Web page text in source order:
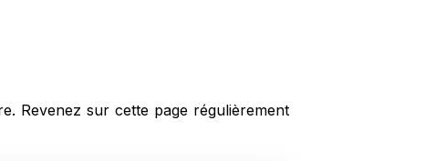
Revenez sur cette page régulièrement